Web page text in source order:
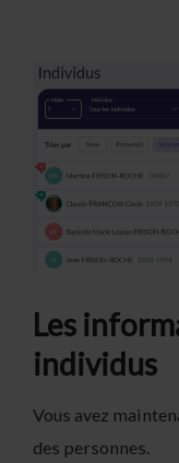
Les
individus
Vous avez
des personnes.